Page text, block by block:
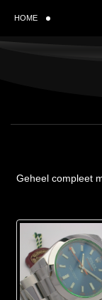
HOME
Geheel compleet